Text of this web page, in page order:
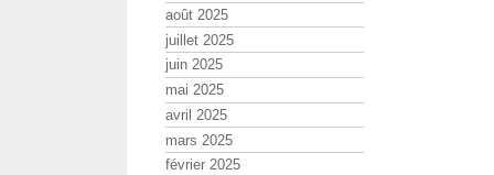
août 2025
juillet 2025
juin 2025
mai 2025
avril 2025
mars 2025
février 2025